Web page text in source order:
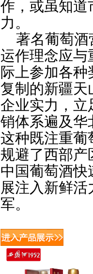
作，或虽知道
力。
著名葡萄酒
运作理念应与
际上参加各
复制的新疆
企业实力，立
销体系遍及华
这种既注重葡
规避了西部产
中国葡萄酒快
展注入新鲜
军。